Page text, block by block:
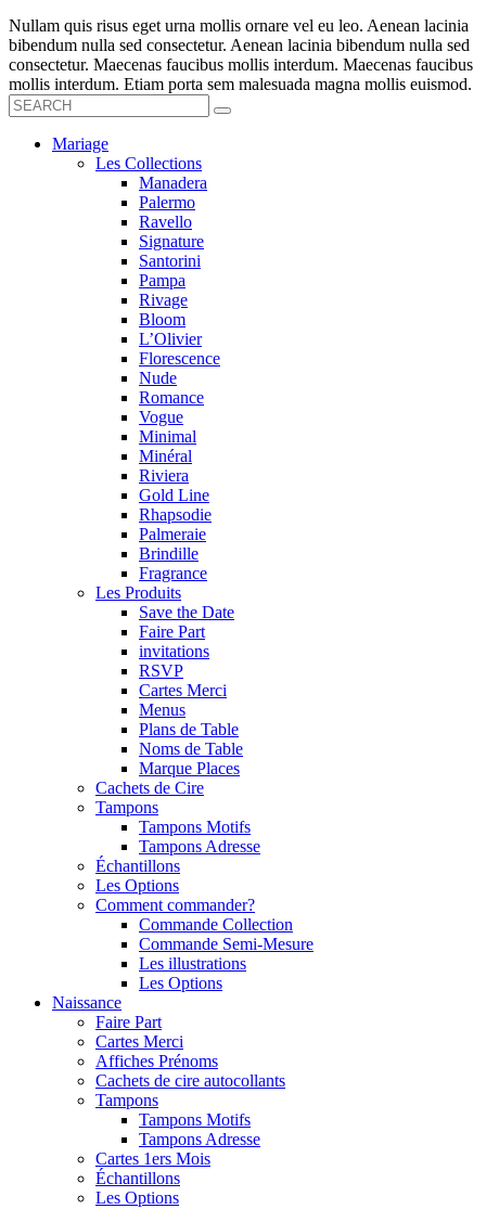
Nullam quis risus eget urna mollis ornare vel eu leo. Aenean lacinia
bibendum nulla sed consectetur. Aenean lacinia bibendum nulla sed
consectetur. Maecenas faucibus mollis interdum. Maecenas faucibus
mollis interdum. Etiam porta sem malesuada magna mollis euismod.
Mariage
Les Collections
Manadera
Palermo
Ravello
Signature
Santorini
Pampa
Rivage
Bloom
L’Olivier
Florescence
Nude
Romance
Vogue
Minimal
Minéral
Riviera
Gold Line
Rhapsodie
Palmeraie
Brindille
Fragrance
Les Produits
Save the Date
Faire Part
invitations
RSVP
Cartes Merci
Menus
Plans de Table
Noms de Table
Marque Places
Cachets de Cire
Tampons
Tampons Motifs
Tampons Adresse
Échantillons
Les Options
Comment commander?
Commande Collection
Commande Semi-Mesure
Les illustrations
Les Options
Naissance
Faire Part
Cartes Merci
Affiches Prénoms
Cachets de cire autocollants
Tampons
Tampons Motifs
Tampons Adresse
Cartes 1ers Mois
Échantillons
Les Options